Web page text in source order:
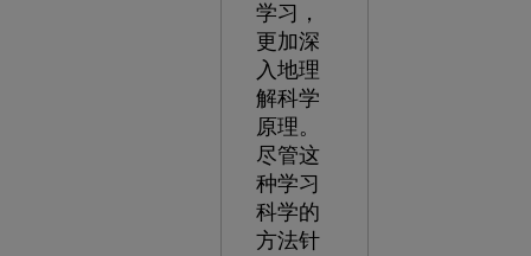
学习，
更加深
入地理
解科学
原理。
尽管这
种学习
科学的
方法针